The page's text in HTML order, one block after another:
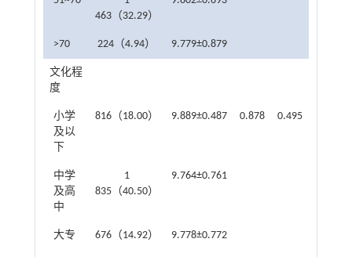
463（32.29）
>70 224（4.94） 9.779±0.879
文化程
度
小学
及以
下
816（18.00） 9.889±0.487 0.878 0.495
中学
及高
中
1
835（40.50）
9.764±0.761
大专 676（14.92） 9.778±0.772